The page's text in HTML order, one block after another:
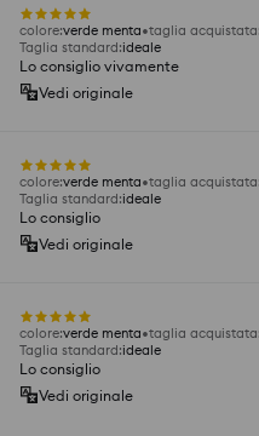
colore:verde menta taglia acquistata
Taglia standard:ideale
Lo consiglio vivamente
Vedi originale
colore:verde menta taglia acquistata
Taglia standard:ideale
Lo consiglio
Vedi originale
colore:verde menta taglia acquistata
Taglia standard:ideale
Lo consiglio
Vedi originale